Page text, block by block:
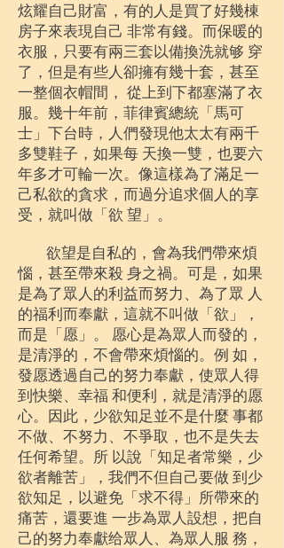
炫耀自己財富，有的人是買了好幾棟
房子來表現自己 非常有錢。而保暖的
衣服，只要有兩三套以備換洗就够 穿
了，但是有些人卻擁有幾十套，甚至
一整個衣帽間， 從上到下都塞滿了衣
服。幾十年前，菲律賓總統「馬可
士」下台時，人們發現他太太有兩千
多雙鞋子，如果每 天換一雙，也要六
年多才可輪一次。像這樣為了滿足一
己私欲的貪求，而過分追求個人的享
受，就叫做「欲 望」。
欲望是自私的，會為我們帶來煩
惱，甚至帶來殺 身之禍。可是，如果
是為了眾人的利益而努力、為了眾 人
的福利而奉獻，這就不叫做「欲」，
而是「愿」。 愿心是為眾人而發的，
是清淨的，不會帶來煩惱的。例 如，
發愿透過自己的努力奉獻，使眾人得
到快樂、幸福 和便利，就是清淨的愿
心。因此，少欲知足並不是什麼 事都
不做、不努力、不爭取，也不是失去
任何希望。所 以說「知足者常樂，少
欲者離苦」，我們不但自己要做 到少
欲知足，以避免「求不得」所帶來的
痛苦，還要進 一步為眾人設想，把自
己的努力奉獻给眾人、為眾人服 務，